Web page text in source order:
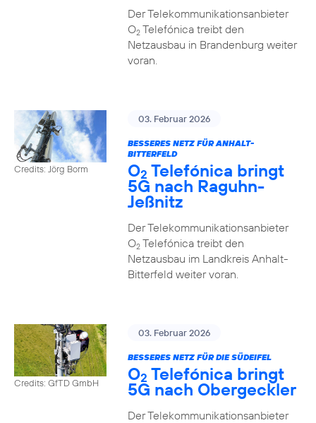
Der Telekommunikationsanbieter
O2Telefónica treibt den
Netzausbau in Brandenburg weiter
voran.
Credits: Jörg Borm
03. Februar 2026
BESSERES NETZ FÜR ANHALT-
BITTERFELD
O2 Telefónica bringt
5G nach Raguhn-
Jeßnitz
Der Telekommunikationsanbieter
O2Telefónica treibt den
Netzausbau im Landkreis Anhalt-
Bitterfeld weiter voran.
Credits: GfTD GmbH
03. Februar 2026
BESSERES NETZ FÜR DIE SÜDEIFEL
O2 Telefónica bringt
5G nach Obergeckler
Der Telekommunikationsanbieter